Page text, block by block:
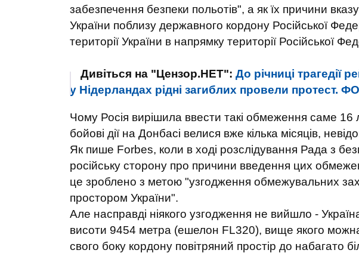
забезпечення безпеки польотів", а як їх причини
України поблизу державного кордону Російської
території України в напрямку території Російської
Дивіться на "Цензор.НЕТ": До річниці трагедії
у Нідерландах рідні загиблих провели протест.
Чому Росія вирішила ввести такі обмеження саме
бойові дії на Донбасі велися вже кілька місяців,
Як пише Forbes, коли в ході розслідування Рада з
російську сторону про причини введення цих
це зроблено з метою "узгодження обмежувальних
простором України".
Але насправді ніякого узгодження не вийшло -
висоти 9454 метра (ешелон FL320), вище якого можна
свого боку кордону повітряний простір до набагато